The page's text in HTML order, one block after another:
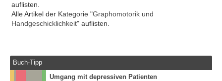
auflisten.
Alle Artikel der Kategorie "Graphomotorik und
Handgeschicklichkeit" auflisten.
Buch-Tipp
Umgang mit depressiven Patienten